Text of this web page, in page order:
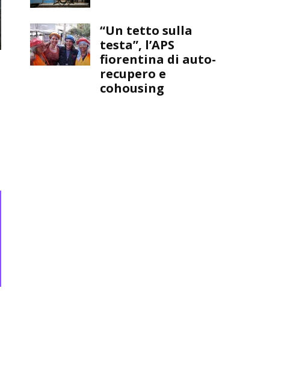
“Un tetto sulla
testa”, l’APS
fiorentina di auto-
recupero e
cohousing